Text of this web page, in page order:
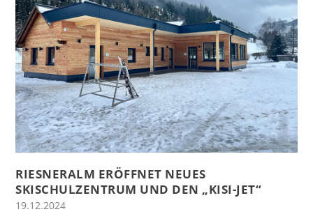
RIESNERALM ERÖFFNET NEUES
SKISCHULZENTRUM UND DEN „KISI-JET“
19.12.2024